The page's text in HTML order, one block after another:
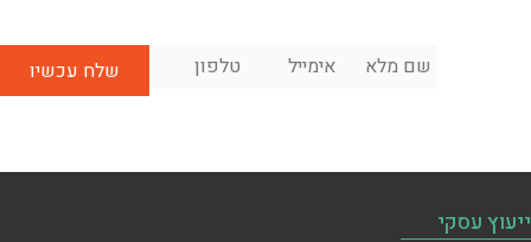
שם
מלא
אימייל *
ייעוץ עסקי